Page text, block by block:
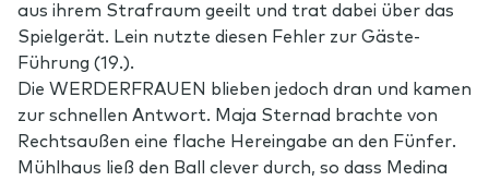
aus ihrem Strafraum geeilt und trat dabei über das
Spielgerät. Lein nutzte diesen Fehler zur Gäste-
Führung (19.).
Die WERDERFRAUEN blieben jedoch dran und kamen
zur schnellen Antwort. Maja Sternad brachte von
Rechtsaußen eine flache Hereingabe an den Fünfer.
Mühlhaus ließ den Ball clever durch, so dass Medina